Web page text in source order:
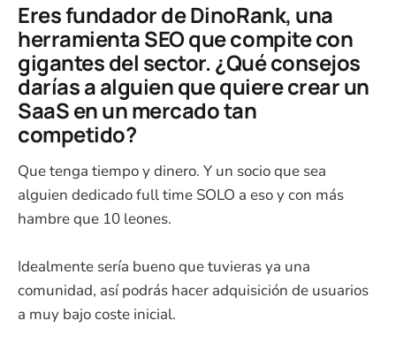
Eres fundador de DinoRank, una
herramienta SEO que compite con
gigantes del sector. ¿Qué consejos
darías a alguien que quiere crear un
SaaS en un mercado tan
competido?
Que tenga tiempo y dinero. Y un socio que sea
alguien dedicado full time SOLO a eso y con más
hambre que 10 leones.
Idealmente sería bueno que tuvieras ya una
comunidad, así podrás hacer adquisición de usuarios
a muy bajo coste inicial.